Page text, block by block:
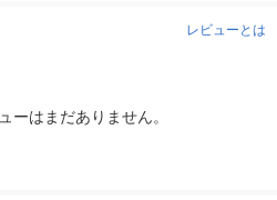
レビューとは
ーはまだありません。